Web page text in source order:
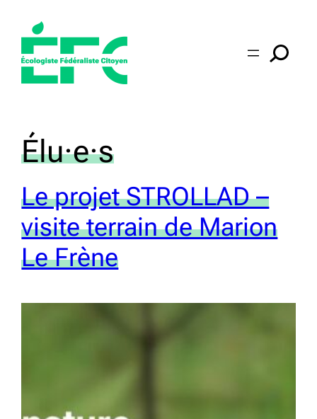
contenu
Category:
Élu·e·s
Le projet STROLLAD –
visite terrain de Marion
Le Frène